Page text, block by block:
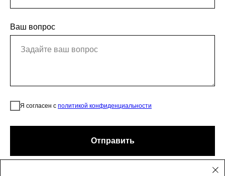
Ваш вопрос
Я согласен с политикой конфиденциальности
Отправить